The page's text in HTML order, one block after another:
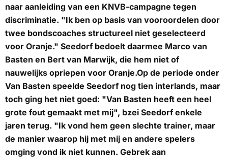
naar aanleiding van een KNVB-campagne tegen
discriminatie. "Ik ben op basis van vooroordelen door
twee bondscoaches structureel niet geselecteerd
voor Oranje." Seedorf bedoelt daarmee Marco van
Basten en Bert van Marwijk, die hem niet of
nauwelijks opriepen voor Oranje.Op de periode onder
Van Basten speelde Seedorf nog tien interlands, maar
toch ging het niet goed: "Van Basten heeft een heel
grote fout gemaakt met mij", bzei Seedorf enkele
jaren terug. "Ik vond hem geen slechte trainer, maar
de manier waarop hij met mij en andere spelers
omging vond ik niet kunnen. Gebrek aan